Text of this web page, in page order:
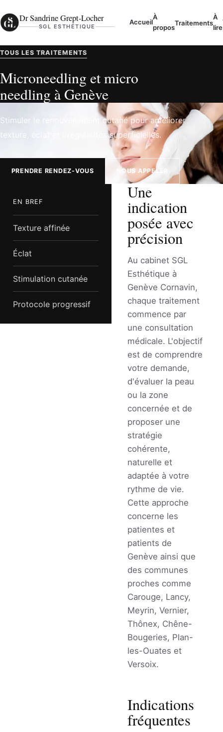
Dr Sandrine Grept-Locher
SGL ESTHÉTIQUE
Accueil
À
propos
Traitements
À
lire
TOUS LES TRAITEMENTS
Microneedling et micro
needling à Genève
Stimuler le renouvellement cutané pour améliorer
texture, éclat et irrégularités superficielles.
PRENDRE RENDEZ-VOUS NOUS APPELER
EN BREF
Texture affinée
Éclat
Stimulation cutanée
Protocole progressif
Une
indication
posée avec
précision
Au cabinet SGL
Esthétique à
Genève Cornavin,
chaque traitement
commence par
une consultation
médicale. L'objectif
est de comprendre
votre demande,
d'évaluer la peau
ou la zone
concernée et de
proposer une
stratégie
cohérente,
naturelle et
adaptée à votre
rythme de vie.
Cette approche
concerne les
patientes et
patients de
Genève ainsi que
des communes
proches comme
Carouge, Lancy,
Meyrin, Vernier,
Thônex, Chêne-
Bougeries, Plan-
les-Ouates et
Versoix.
Indications
fréquentes